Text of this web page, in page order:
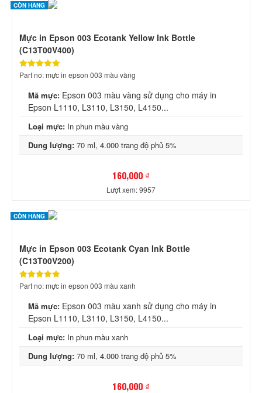
CÒN HÀNG
Mực in Epson 003 Ecotank Yellow Ink Bottle
(C13T00V400)
Part no: mực in epson 003 màu vàng
Mã mực: Epson 003 màu vàng sử dụng cho máy in
Epson L1110, L3110, L3150, L4150...
Loại mực: In phun màu vàng
Dung lượng: 70 ml, 4.000 trang độ phủ 5%
160,000 ₫
Lượt xem: 9957
CÒN HÀNG
Mực in Epson 003 Ecotank Cyan Ink Bottle
(C13T00V200)
Part no: mực in epson 003 màu xanh
Mã mực: Epson 003 màu xanh sử dụng cho máy in
Epson L1110, L3110, L3150, L4150...
Loại mực: In phun màu xanh
Dung lượng: 70 ml, 4.000 trang độ phủ 5%
160,000 ₫